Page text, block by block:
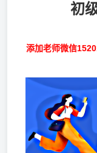
初
添加老师微信